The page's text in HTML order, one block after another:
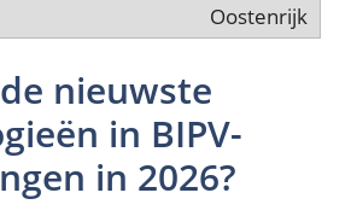
Oostenrijk
nieuwste
in BIPV-
in 2026?